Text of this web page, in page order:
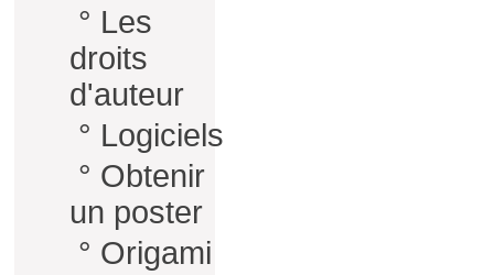
° Les
droits
d'auteur
° Logiciels
° Obtenir
un poster
° Origami